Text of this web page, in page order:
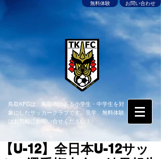
無料体験 お問い合わせ
鳥取KFCは、鳥取市にある小学生・中学生を対
象にしたサッカークラブです。見学、無料体験
はお気軽にお問い合せください！
【U-12】全日本U-12サッ